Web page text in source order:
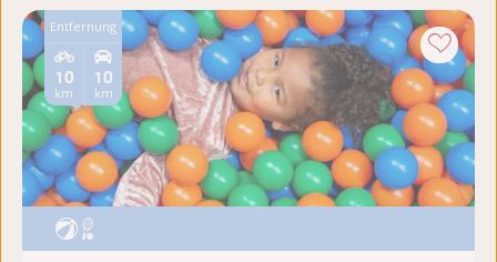
Entfernung
10
km
10
km